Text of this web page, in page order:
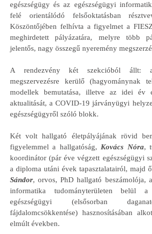
egészségügy és az egészségügyi
felé orientálódó felsőoktatásban
Köszöntőjében felhívta a figyelmet a
meghirdetett pályázatára, melyre több
jelentős, nagy összegű nyeremény
A rendezvény két szekcióból állt:
megszervezésre kerülő (hagyománynak
modellek bemutatása, illetve az idei év
aktualitását, a COVID-19 járványügyi
egészségügyről szóló blokk.
Két volt hallgató életpályájának rövid
figyelemmel a hallgatóság, Kovács Nóra,
koordinátor (pár éve végzett egészségügyi
a diploma utáni évek tapasztalatairól, majd
Sándor, orvos, PhD hallgató beszámolója,
informatika tudományterületen belül
egészségügyi (elsősorban
fájdalomcsökkentése) hasznosításában
elmúlt években.